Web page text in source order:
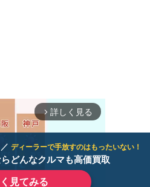
ディーラーで手放すのはもったいない！
らどんなクルマも高価買取
見てみる
arrow_forward_ios 詳しく見る